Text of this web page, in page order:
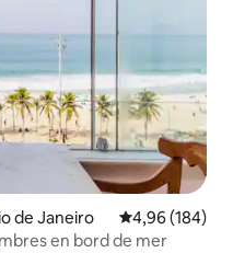
de Janeiro Évaluation
4,96 (184)
en bord de mer